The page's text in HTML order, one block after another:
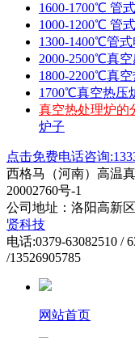
1600-1700℃ 管
1000-1200℃ 管
1300-1400℃管
2000-2500℃真
1800-2200℃真
1700℃真空热压
真空热处理炉的
炉子
点击免费电话咨询
西格马（河南）高温
20002760号-1
公司地址：洛阳高新
贤科技
电话:0379-63082510 /
/13526905785
网站首页